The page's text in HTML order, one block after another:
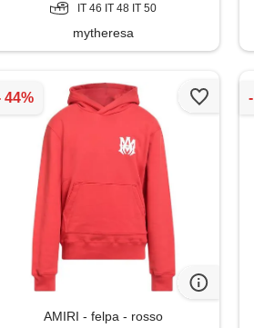
IT 46 IT 48 IT 50
mytheresa
AMIRI - felpa - rosso